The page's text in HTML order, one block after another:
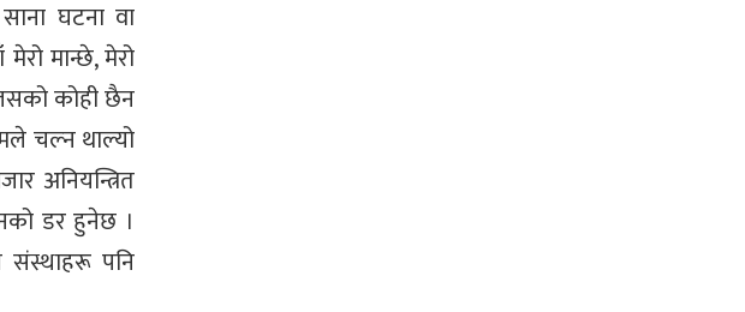
घटना वा
मान्छे, मेरो
कोही छैन
चल्न थाल्यो
अनियन्त्रित
डर हुनेछ ।
संस्थाहरू पनि